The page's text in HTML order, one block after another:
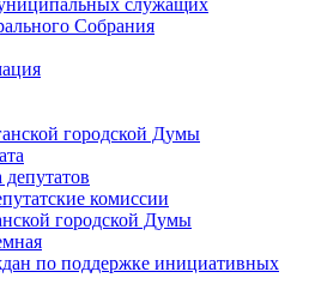
служащих
Cобрания
городской Думы
комиссии
городской Думы
по поддержке инициативных